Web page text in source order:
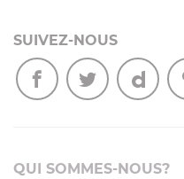
SUIVEZ-NOUS
QUI SOMMES-NOUS?